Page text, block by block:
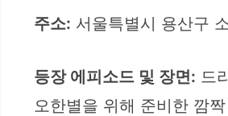
주소: 서울특별시 용산구
등장 에피소드 및 장면: 드
오한별을 위해 준비한 깜